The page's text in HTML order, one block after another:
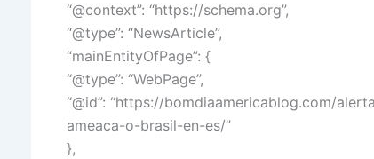
“@context”: “https://schema.org”,
“@type”: “NewsArticle”,
“mainEntityOfPage”: {
“@type”: “WebPage”,
“@id”: “https://bomdiaamericablog.com/
ameaca-o-brasil-en-es/”
},